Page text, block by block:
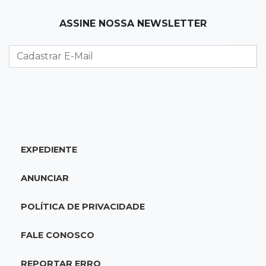
Inter perde para o Corinthians mas avança às
quartas da Copa do Brasil
Foragido por roubo morre baleado em
Timemania e mais
ASSINE NOSSA NEWSLETTER
EXPEDIENTE
ANUNCIAR
POLÍTICA DE PRIVACIDADE
FALE CONOSCO
REPORTAR ERRO